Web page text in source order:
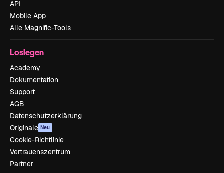
API
Mobile App
Alle Magnific-Tools
Loslegen
Academy
Dokumentation
Support
AGB
Datenschutzerklärung
Originale Neu
Cookie-Richtlinie
Vertrauenszentrum
Partner